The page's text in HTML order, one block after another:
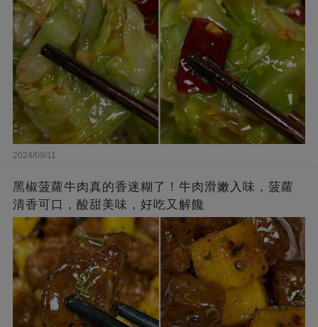
2024/09/11
黑椒菠蘿牛肉真的香迷糊了！牛肉滑嫩入味，菠蘿
清香可口，酸甜美味，好吃又解饞